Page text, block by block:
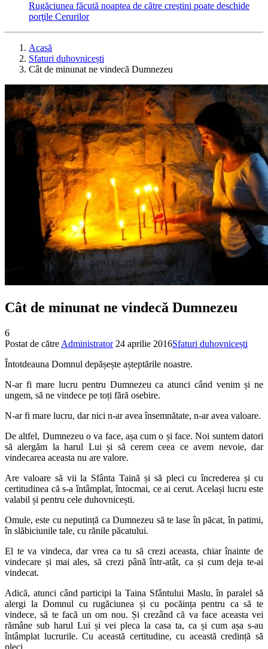
Rugăciunea făcută noaptea de către creştini poate deschide
porţile Cerurilor
Acasă
Sfaturi duhovnicești
Cât de minunat ne vindecă Dumnezeu
Cât de minunat ne vindecă Dumnezeu
6
Postat de către Administrator 24 aprilie 2016Sfaturi duhovnicești
Întotdeauna Domnul depășește așteptările noastre.
N-ar fi mare lucru pentru Dumnezeu ca atunci când venim și ne
ungem, să ne vindece pe toți fără osebire.
N-ar fi mare lucru, dar nici n-ar avea însemnătate, n-ar avea valoare.
De altfel, Dumnezeu o va face, așa cum o și face. Noi suntem datori
să alergăm la harul Lui și să cerem ceea ce avem nevoie, dar
vindecarea aceasta nu are valore.
Are valoare să vii la Sfânta Taină și să pleci cu încrederea și cu
certitudinea că s-a întâmplat, întocmai, ce ai cerut. Același lucru este
valabil și pentru cele duhovnicești.
Omule, este cu neputință ca Dumnezeu să te lase în păcat, în patimi,
în slăbiciunile tale, cu rănile păcatului.
El te va vindeca, dar vrea ca tu să crezi aceasta, chiar înainte de
vindecare și mai ales, să crezi până într-atât, ca și cum deja te-ai
vindecat.
Adică, atunci când participi la Taina Sfântului Maslu, în paralel să
alergi la Domnul cu rugăciunea și cu pocăința pentru ca să te
vindece, să te facă un om nou. Și crezând că va face aceasta vei
rămâne sub harul Lui și vei pleca la casa ta, ca și cum așa s-au
întâmplat lucrurile. Cu această certitudine, cu această credință să
pleci.